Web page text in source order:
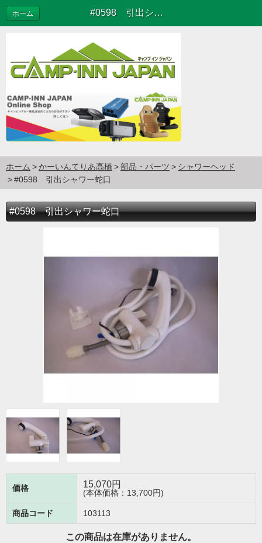
#0598 引出シャワー蛇口
ホーム
ホーム かーいんてりあ高橋 部品・パーツ
シャワーヘッド
#0598 引出シャワー蛇口
#0598 引出シャワー蛇口
価格 15,070円
(本体価格：13,700円)
商品コード 103113
この商品は在庫がありません。